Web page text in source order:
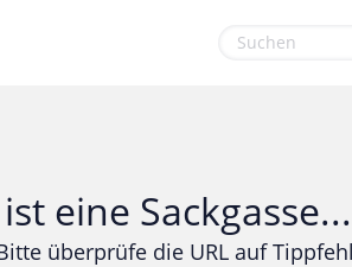
eine Sackgasse...
überprüfe die URL auf